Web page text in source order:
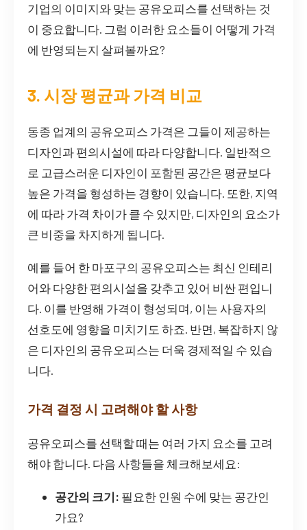
기업의 이미지와 맞는 공유오피스를 선택하는 것
이 중요합니다. 그럼 이러한 요소들이 어떻게 가격
에 반영되는지 살펴볼까요?
3. 시장 평균과 가격 비교
동종 업계의 공유오피스 가격은 그들이 제공하는
디자인과 편의시설에 따라 다양합니다. 일반적으
로 고급스러운 디자인이 포함된 공간은 평균보다
높은 가격을 형성하는 경향이 있습니다. 또한, 지역
에 따라 가격 차이가 클 수 있지만, 디자인의 요소가
큰 비중을 차지하게 됩니다.
예를 들어 한 마포구의 공유오피스는 최신 인테리
어와 다양한 편의시설을 갖추고 있어 비싼 편입니
다. 이를 반영해 가격이 형성되며, 이는 사용자의
선호도에 영향을 미치기도 하죠. 반면, 복잡하지 않
은 디자인의 공유오피스는 더욱 경제적일 수 있습
니다.
가격 결정 시 고려해야 할 사항
공유오피스를 선택할 때는 여러 가지 요소를 고려
해야 합니다. 다음 사항들을 체크해보세요:
공간의 크기: 필요한 인원 수에 맞는 공간인
가요?